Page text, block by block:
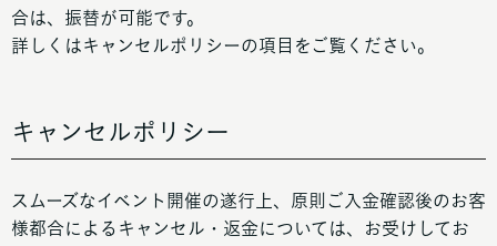
合は、振替が可能です。
詳しくはキャンセルポリシーの項目をご覧ください。
キャンセルポリシー
スムーズなイベント開催の遂行上、原則ご入金確認後のお客
様都合によるキャンセル・返金については、お受けしてお